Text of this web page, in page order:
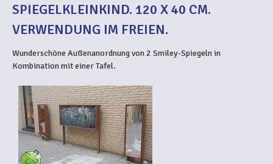
SPIEGELKLEINKIND. 120 X 40 CM.
VERWENDUNG IM FREIEN.
Wunderschöne Außenanordnung von 2 Smiley-Spiegeln in
Kombination mit einer Tafel.